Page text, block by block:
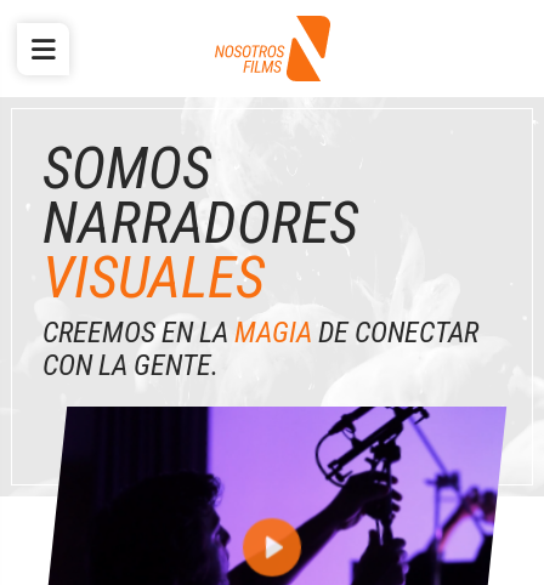
Play
SOMOS
NARRADORES
VISUALES
CREEMOS EN LA MAGIA DE CONECTAR
CON LA GENTE.